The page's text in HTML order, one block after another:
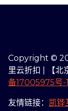
Copyright ©
里云折扣 | 【北
备17005975号-
友情链接： 凯铧